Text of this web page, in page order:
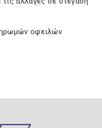
οφειλών